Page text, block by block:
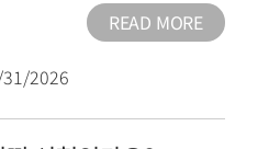
READ MORE
2026